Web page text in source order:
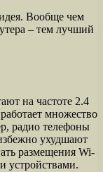
Вообще чем
– тем лучший
на частоте 2.4
множество
радио телефоны
ухудшают
размещения Wi-
устройствами.